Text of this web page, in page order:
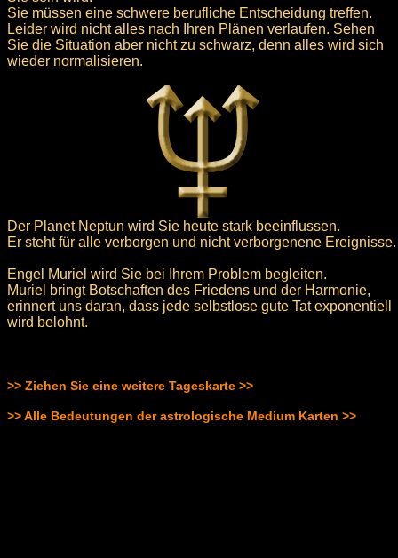
Sie müssen eine schwere berufliche Entscheidung treffen.
Leider wird nicht alles nach Ihren Plänen verlaufen. Sehen
Sie die Situation aber nicht zu schwarz, denn alles wird sich
wieder normalisieren.
Der Planet Neptun wird Sie heute stark beeinflussen.
Er steht für alle verborgen und nicht verborgenene Ereignisse.
Engel Muriel wird Sie bei Ihrem Problem begleiten.
Muriel bringt Botschaften des Friedens und der Harmonie,
erinnert uns daran, dass jede selbstlose gute Tat exponentiell
wird belohnt.
>> Ziehen Sie eine weitere Tageskarte >>
>> Alle Bedeutungen der astrologische Medium Karten >>